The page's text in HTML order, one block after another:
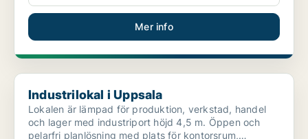
Mer info
Industrilokal i Uppsala
Industrilokal i Uppsala
Lokalen är lämpad för produktion, verkstad, handel
och lager med industriport höjd 4,5 m. Öppen och
pelarfri planlösning med plats för kontorsrum,